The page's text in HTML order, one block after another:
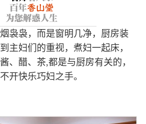
袅袅，而是窗明几净，厨房装
主妇们的重视，煮妇一起床，
、醋、茶,都是与厨房有关的，
开快乐巧妇之手。